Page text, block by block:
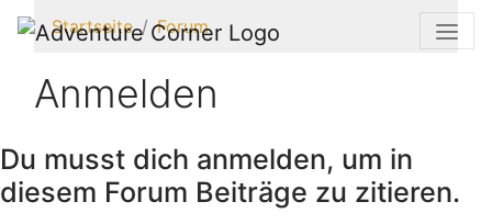
Startseite Forum
Anmelden
Du musst dich anmelden, um in
diesem Forum Beiträge zu zitieren.